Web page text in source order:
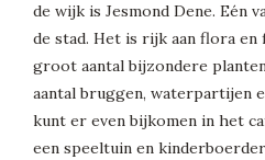
de wijk is Jesmond Dene. Eén
de stad. Het is rijk aan flora en
groot aantal bijzondere
aantal bruggen, waterpartijen
kunt er even bijkomen in het
een speeltuin en